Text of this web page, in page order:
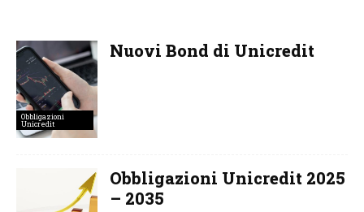
Obbligazioni
Unicredit
Nuovi Bond di Unicredit
Obbligazioni Unicredit 2025
– 2035